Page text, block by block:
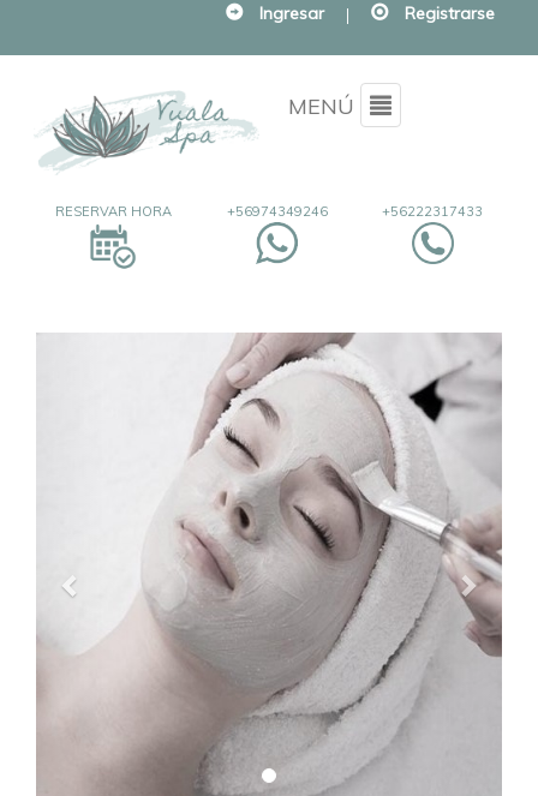
Ingresar | Registrarse
MENÚ Menu
+56222317433
+56974349246
RESERVAR HORA